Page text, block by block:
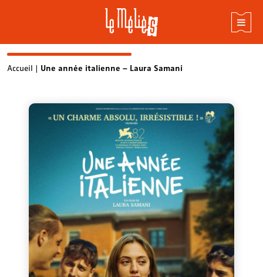
SkipAccueil | Une année italienne – Laura Samani